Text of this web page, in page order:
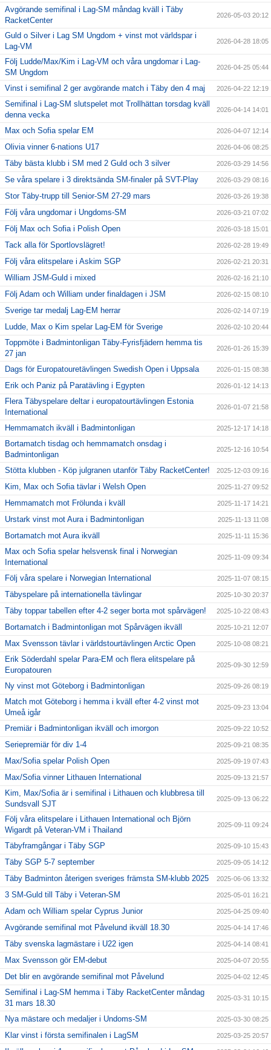
Avgörande semifinal i Lag-SM måndag kväll i Täby
RacketCenter
2026-05-03 20:12
Guld o Silver i Lag SM Ungdom + vinst mot världspar i
Lag-VM
2026-04-28 18:05
Följ Ludde/Max/Kim i Lag-VM och våra ungdomar i Lag-
SM Ungdom
2026-04-25 05:44
Vinst i semifinal 2 ger avgörande match i Täby den 4 maj 2026-04-22 12:19
Semifinal i Lag-SM slutspelet mot Trollhättan torsdag kväll
denna vecka
2026-04-14 14:01
Max och Sofia spelar EM 2026-04-07 12:14
Olivia vinner 6-nations U17 2026-04-06 08:25
Täby bästa klubb i SM med 2 Guld och 3 silver 2026-03-29 14:56
Se våra spelare i 3 direktsända SM-finaler på SVT-Play 2026-03-29 08:16
Stor Täby-trupp till Senior-SM 27-29 mars 2026-03-26 19:38
Följ våra ungdomar i Ungdoms-SM 2026-03-21 07:02
Följ Max och Sofia i Polish Open 2026-03-18 15:01
Tack alla för Sportlovslägret! 2026-02-28 19:49
Följ våra elitspelare i Askim SGP 2026-02-21 20:31
William JSM-Guld i mixed 2026-02-16 21:10
Följ Adam och William under finaldagen i JSM 2026-02-15 08:10
Sverige tar medalj Lag-EM herrar 2026-02-14 07:19
Ludde, Max o Kim spelar Lag-EM för Sverige 2026-02-10 20:44
Toppmöte i Badmintonligan Täby-Fyrisfjädern hemma tis
27 jan
2026-01-26 15:39
Dags för Europatouretävlingen Swedish Open i Uppsala 2026-01-15 08:38
Erik och Paniz på Paratävling i Egypten 2026-01-12 14:13
Flera Täbyspelare deltar i europatourtävlingen Estonia
International
2026-01-07 21:58
Hemmamatch ikväll i Badmintonligan 2025-12-17 14:18
Bortamatch tisdag och hemmamatch onsdag i
Badmintonligan
2025-12-16 10:54
Stötta klubben - Köp julgranen utanför Täby RacketCenter! 2025-12-03 09:16
Kim, Max och Sofia tävlar i Welsh Open 2025-11-27 09:52
Hemmamatch mot Frölunda i kväll 2025-11-17 14:21
Urstark vinst mot Aura i Badmintonligan 2025-11-13 11:08
Bortamatch mot Aura ikväll 2025-11-11 15:36
Max och Sofia spelar helsvensk final i Norwegian
International
2025-11-09 09:34
Följ våra spelare i Norwegian International 2025-11-07 08:15
Täbyspelare på internationella tävlingar 2025-10-30 20:37
Täby toppar tabellen efter 4-2 seger borta mot spårvägen! 2025-10-22 08:43
Bortamatch i Badmintonligan mot Spårvägen ikväll 2025-10-21 12:07
Max Svensson tävlar i världstourtävlingen Arctic Open 2025-10-08 08:21
Erik Söderdahl spelar Para-EM och flera elitspelare på
Europatouren
2025-09-30 12:59
Ny vinst mot Göteborg i Badmintonligan 2025-09-26 08:19
Match mot Göteborg i hemma i kväll efter 4-2 vinst mot
Umeå igår
2025-09-23 13:04
Premiär i Badmintonligan ikväll och imorgon 2025-09-22 10:52
Seriepremiär för div 1-4 2025-09-21 08:35
Max/Sofia spelar Polish Open 2025-09-19 07:43
Max/Sofia vinner Lithauen International 2025-09-13 21:57
Kim, Max/Sofia är i semifinal i Lithauen och klubbresa till
Sundsvall SJT
2025-09-13 06:22
Följ våra elitspelare i Lithauen International och Björn
Wigardt på Veteran-VM i Thailand
2025-09-11 09:24
Täbyframgångar i Täby SGP 2025-09-10 15:43
Täby SGP 5-7 september 2025-09-05 14:12
Täby Badminton återigen sveriges främsta SM-klubb 2025 2025-06-06 13:32
3 SM-Guld till Täby i Veteran-SM 2025-05-01 16:21
Adam och William spelar Cyprus Junior 2025-04-25 09:40
Avgörande semifinal mot Påvelund ikväll 18.30 2025-04-14 17:46
Täby svenska lagmästare i U22 igen 2025-04-14 08:41
Max Svensson gör EM-debut 2025-04-07 20:55
Det blir en avgörande semifinal mot Påvelund 2025-04-02 12:45
Semifinal i Lag-SM hemma i Täby RacketCenter måndag
31 mars 18.30
2025-03-31 10:15
Nya mästare och medaljer i Undoms-SM 2025-03-30 08:25
Klar vinst i första semifinalen i LagSM 2025-03-25 20:57